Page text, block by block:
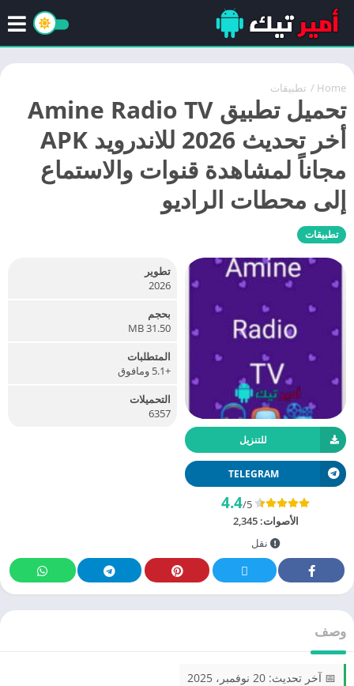
Home
/ تطبيقات
تحميل تطبيق Amine Radio TV
أخر تحديث 2026 للاندرويد APK
مجاناً لمشاهدة قنوات والاستماع
إلى محطات الراديو
تطبيقات
للتنزيل
TELEGRAM
4.4/5
الأصوات:2,345
نقل
تطوير
2026
بحجم
31.50 MB
المتطلبات
+5.1 ومافوق
التحميلات
6357
وصف
📅 آخر تحديث: 20 نوفمبر، 2025